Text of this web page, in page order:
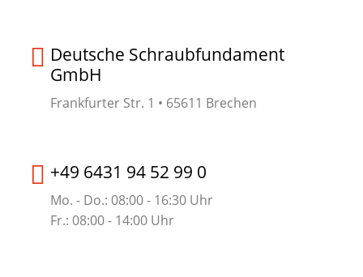
Deutsche Schraubfundament
GmbH
Frankfurter Str. 1 • 65611 Brechen
+49 6431 94 52 99 0
Mo. - Do.: 08:00 - 16:30 Uhr
Fr.: 08:00 - 14:00 Uhr